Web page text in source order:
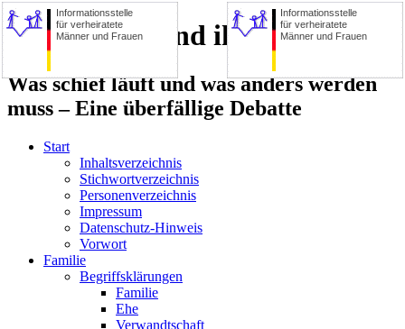
Informationsstelle
für verheiratete
Männer und Frauen
Die Familie und ihre Zerstörer
Was schief läuft und was anders werden
muss – Eine überfällige Debatte
Informationsstelle
für verheiratete
Männer und Frauen
Start
Inhaltsverzeichnis
Stichwortverzeichnis
Personenverzeichnis
Impressum
Datenschutz-Hinweis
Vorwort
Familie
Begriffsklärungen
Familie
Ehe
Verwandtschaft